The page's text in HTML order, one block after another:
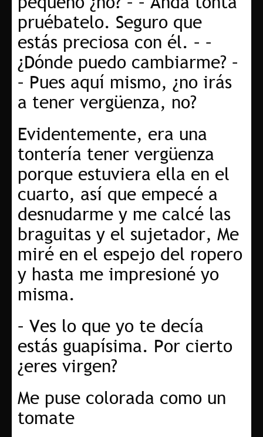
pruébatelo. Seguro que
estás preciosa con él. – –
¿Dónde puedo cambiarme? –
– Pues aquí mismo, ¿no irás
a tener vergüenza, no?
Evidentemente, era una
tontería tener vergüenza
porque estuviera ella en el
cuarto, así que empecé a
desnudarme y me calcé las
braguitas y el sujetador, Me
miré en el espejo del ropero
y hasta me impresioné yo
misma.
– Ves lo que yo te decía
estás guapísima. Por cierto
¿eres virgen?
Me puse colorada como un
tomate